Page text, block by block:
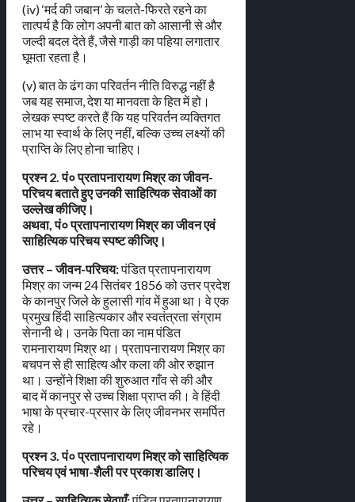
(iv) ‘मर्द की जबान’ के चलते-फिरते रहने का
तात्पर्य है कि लोग अपनी बात को आसानी से और
जल्दी बदल देते हैं, जैसे गाड़ी का पहिया लगातार
घूमता रहता है।
(v) बात के ढंग का परिवर्तन नीति विरुद्ध नहीं है
जब यह समाज, देश या मानवता के हित में हो।
लेखक स्पष्ट करते हैं कि यह परिवर्तन व्यक्तिगत
लाभ या स्वार्थ के लिए नहीं, बल्कि उच्च लक्ष्यों की
प्राप्ति के लिए होना चाहिए।
प्रश्न 2. पं० प्रतापनारायण मिश्र का जीवन-
परिचय बताते हुए उनकी साहित्यिक सेवाओं का
उल्लेख कीजिए।
अथवा, पं० प्रतापनारायण मिश्र का जीवन एवं
साहित्यिक परिचय स्पष्ट कीजिए।
उत्तर – जीवन-परिचय:पंडित प्रतापनारायण
मिश्र का जन्म 24 सितंबर 1856 को उत्तर प्रदेश
के कानपुर जिले के हुलासी गांव में हुआ था। वे एक
प्रमुख हिंदी साहित्यकार और स्वतंत्रता संग्राम
सेनानी थे। उनके पिता का नाम पंडित
रामनारायण मिश्र था। प्रतापनारायण मिश्र का
बचपन से ही साहित्य और कला की ओर रुझान
था। उन्होंने शिक्षा की शुरुआत गाँव से की और
बाद में कानपुर से उच्च शिक्षा प्राप्त की। वे हिंदी
भाषा के प्रचार-प्रसार के लिए जीवनभर समर्पित
रहे।
प्रश्न 3. पं० प्रतापनारायण मिश्र को साहित्यिक
परिचय एवं भाषा-शैली पर प्रकाश डालिए।